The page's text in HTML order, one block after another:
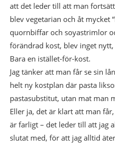
att det leder till att man
blev vegetarian och åt mycket
quornbiffar och soyastrimlor
förändrad kost, blev inget
Bara en istället-för-kost.
Jag tänker att man får se sin
helt ny kostplan där pasta
pastasubstitut, utan mat man
Eller ja, det är klart att man
är farligt – det leder till att jag
slutat med, för att jag alltid